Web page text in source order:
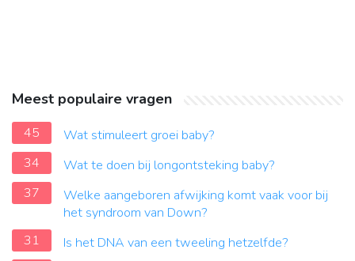
Meest populaire vragen
45
Wat stimuleert groei baby?
34
Wat te doen bij longontsteking baby?
37
Welke aangeboren afwijking komt vaak voor bij
het syndroom van Down?
31
Is het DNA van een tweeling hetzelfde?